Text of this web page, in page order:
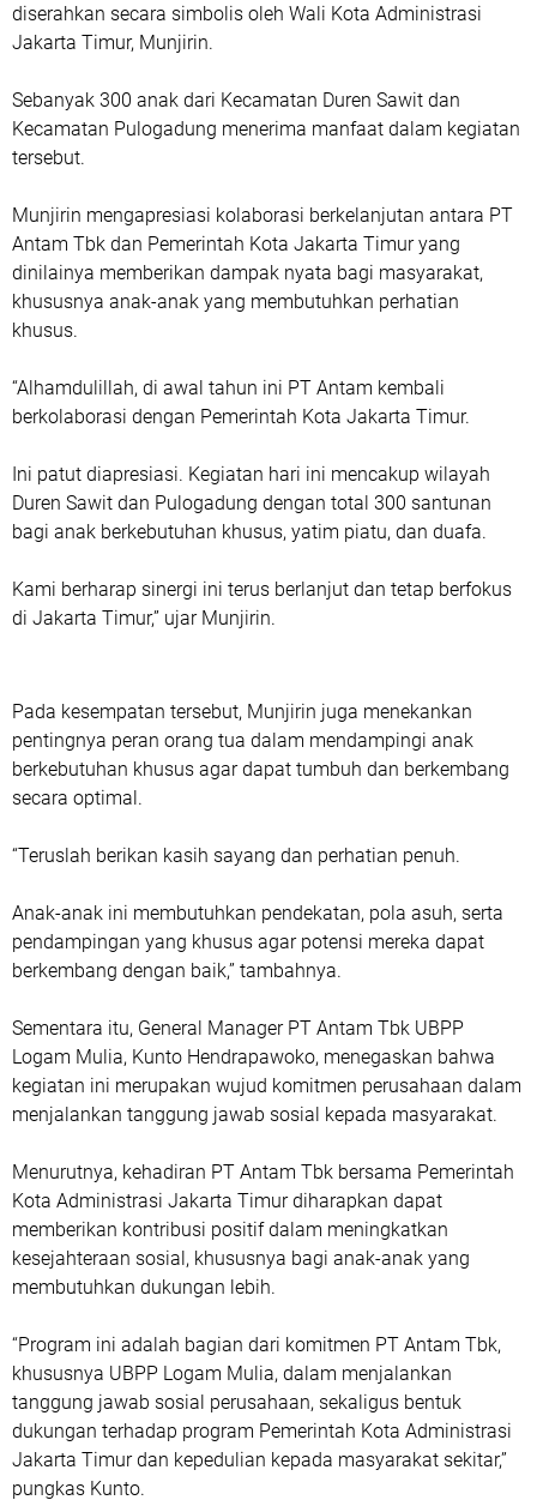
diserahkan secara simbolis oleh Wali Kota Administrasi
Jakarta Timur, Munjirin.
‎Sebanyak 300 anak dari Kecamatan Duren Sawit dan
Kecamatan Pulogadung menerima manfaat dalam kegiatan
tersebut.
‎Munjirin mengapresiasi kolaborasi berkelanjutan antara PT
Antam Tbk dan Pemerintah Kota Jakarta Timur yang
dinilainya memberikan dampak nyata bagi masyarakat,
khususnya anak-anak yang membutuhkan perhatian
khusus.
‎“Alhamdulillah, di awal tahun ini PT Antam kembali
berkolaborasi dengan Pemerintah Kota Jakarta Timur.
‎Ini patut diapresiasi. Kegiatan hari ini mencakup wilayah
Duren Sawit dan Pulogadung dengan total 300 santunan
bagi anak berkebutuhan khusus, yatim piatu, dan duafa.
‎Kami berharap sinergi ini terus berlanjut dan tetap berfokus
di Jakarta Timur,” ujar Munjirin.
‎Pada kesempatan tersebut, Munjirin juga menekankan
pentingnya peran orang tua dalam mendampingi anak
berkebutuhan khusus agar dapat tumbuh dan berkembang
secara optimal.
‎“Teruslah berikan kasih sayang dan perhatian penuh.
‎Anak-anak ini membutuhkan pendekatan, pola asuh, serta
pendampingan yang khusus agar potensi mereka dapat
berkembang dengan baik,” tambahnya.
‎Sementara itu, General Manager PT Antam Tbk UBPP
Logam Mulia, Kunto Hendrapawoko, menegaskan bahwa
kegiatan ini merupakan wujud komitmen perusahaan dalam
menjalankan tanggung jawab sosial kepada masyarakat.
‎Menurutnya, kehadiran PT Antam Tbk bersama Pemerintah
Kota Administrasi Jakarta Timur diharapkan dapat
memberikan kontribusi positif dalam meningkatkan
kesejahteraan sosial, khususnya bagi anak-anak yang
membutuhkan dukungan lebih.
‎“Program ini adalah bagian dari komitmen PT Antam Tbk,
khususnya UBPP Logam Mulia, dalam menjalankan
tanggung jawab sosial perusahaan, sekaligus bentuk
dukungan terhadap program Pemerintah Kota Administrasi
Jakarta Timur dan kepedulian kepada masyarakat sekitar,”
pungkas Kunto.